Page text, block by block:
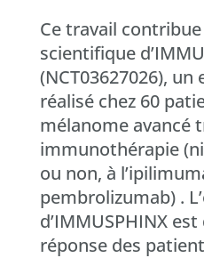
Ce travail
scientifique
(NCT03627026), un
réalisé chez 60
mélanome avancé
immunothérapie
ou non, à
pembrolizumab) .
d’IMMUSPHINX
réponse des